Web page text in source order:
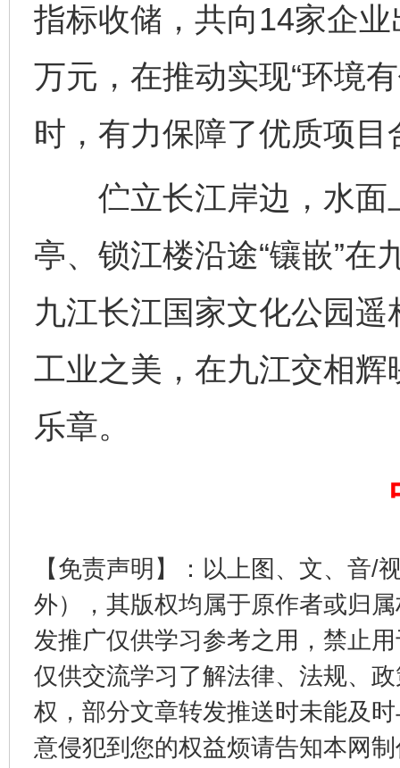
指标收储，共向14家企
万元，在推动实现“环境
时，有力保障了优质项
伫立长江岸边，水面
亭、锁江楼沿途“镶嵌”在
九江长江国家文化公园
工业之美，在九江交相
乐章。
【免责声明】：以上图、文、音/
外），其版权均属于原作者或归
发推广仅供学习参考之用，禁止
仅供交流学习了解法律、法规、
权，部分文章转发推送时未能及
意侵犯到您的权益烦请告知本网
东山县通报“牛蛙产品抗生素超标问题” 法
揭开“小金库”的免责幌子